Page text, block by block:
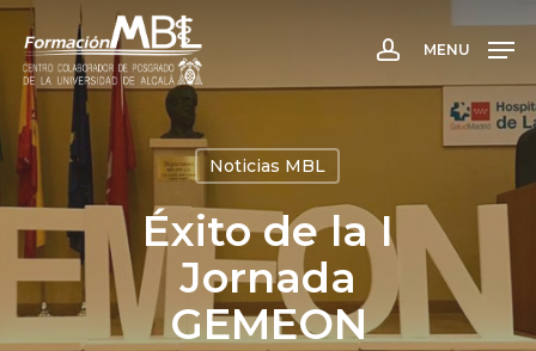
Skip
main
content
account
MENU
Noticias MBL
Éxito de la I
Jornada
GEMEON